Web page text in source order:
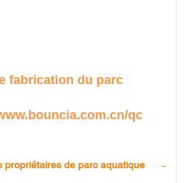
fabrication du parc
qc
propriétaires de parc aquatique